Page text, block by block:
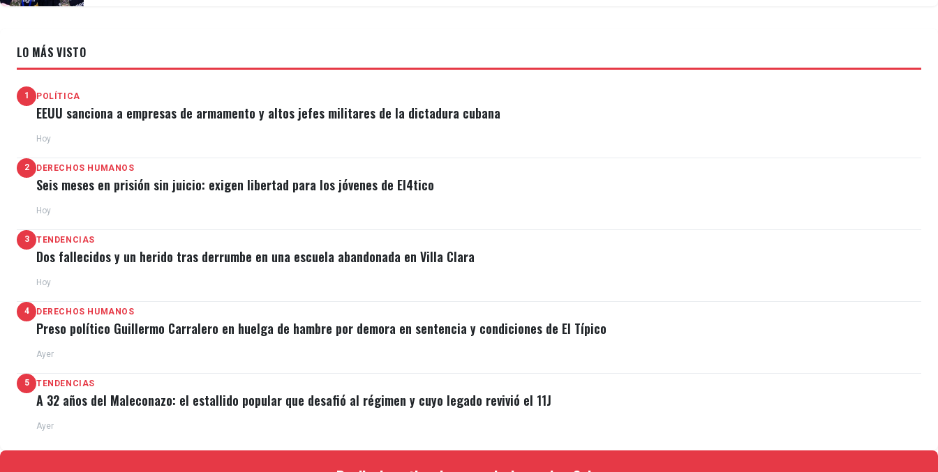
LO MÁS VISTO
1 POLÍTICA
EEUU sanciona a empresas de armamento y altos jefes militares de la dictadura cubana
Hoy
2 DERECHOS HUMANOS
Seis meses en prisión sin juicio: exigen libertad para los jóvenes de El4tico
Hoy
3 TENDENCIAS
Dos fallecidos y un herido tras derrumbe en una escuela abandonada en Villa Clara
Hoy
4 DERECHOS HUMANOS
Preso político Guillermo Carralero en huelga de hambre por demora en sentencia y condiciones de El Típico
Ayer
5 TENDENCIAS
A 32 años del Maleconazo: el estallido popular que desafió al régimen y cuyo legado revivió el 11J
Ayer